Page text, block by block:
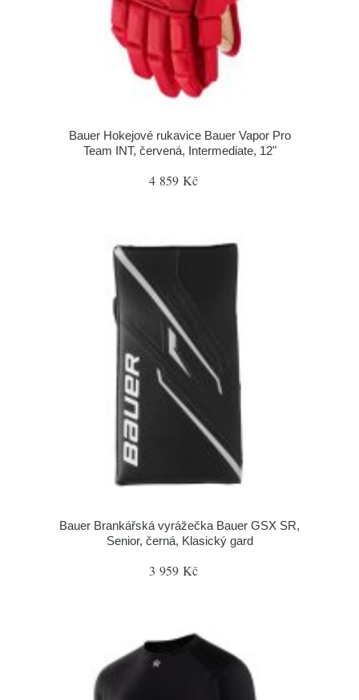
Bauer Hokejové rukavice Bauer Vapor Pro
Team INT, červená, Intermediate, 12"
4 859 Kč
Bauer Brankářská vyrážečka Bauer GSX SR,
Senior, černá, Klasický gard
3 959 Kč